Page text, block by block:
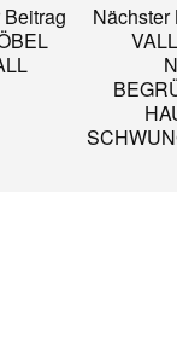
Nächster